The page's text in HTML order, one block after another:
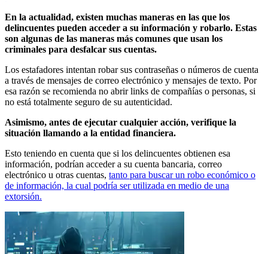
En la actualidad, existen muchas maneras en las que los
delincuentes pueden acceder a su información y robarlo. Estas
son algunas de las maneras más comunes que usan los
criminales para desfalcar sus cuentas.
Los estafadores intentan robar sus contraseñas o números de cuenta
a través de mensajes de correo electrónico y mensajes de texto. Por
esa razón se recomienda no abrir links de compañías o personas, si
no está totalmente seguro de su autenticidad.
Asimismo, antes de ejecutar cualquier acción, verifique la
situación llamando a la entidad financiera.
Esto teniendo en cuenta que si los delincuentes obtienen esa
información, podrían acceder a su cuenta bancaria, correo
electrónico u otras cuentas, tanto para buscar un robo económico o
de información, la cual podría ser utilizada en medio de una
extorsión.